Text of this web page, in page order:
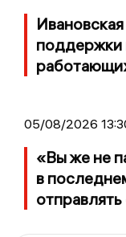
поддержки
05/08/2026
«Вы же не
в